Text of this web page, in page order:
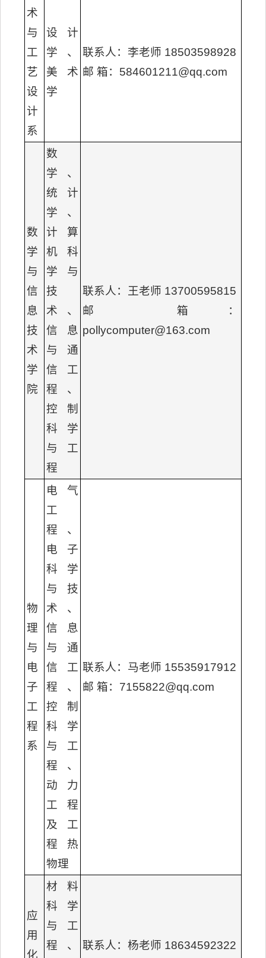
术
与
工
艺
设
计
系
设计
学、
美术
学
联系人：李老师 18503598928
邮 箱：584601211@qq.com
数
学
与
信
息
技
术
学
院
数
学、
统计
学、
计算
机科
学与
技
术、
信息
与通
信工
程、
控制
科学
与工
程
联系人：王老师 13700595815
邮 箱：
pollycomputer@163.com
物
理
与
电
子
工
程
系
电气
工
程、
电子
科学
与技
术、
信息
与通
信工
程、
控制
科学
与工
程、
动力
工程
及工
程热
物理
联系人：马老师 15535917912
邮 箱：7155822@qq.com
应
用
化
材料
科学
与工
程、
联系人：杨老师 18634592322